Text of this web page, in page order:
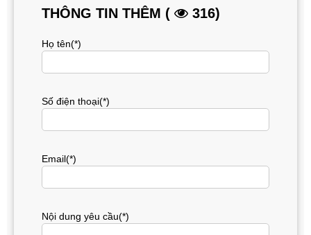
THÔNG TIN THÊM ( 316)
Họ tên(*)
Số điện thoại(*)
Email(*)
Nội dung yêu cầu(*)